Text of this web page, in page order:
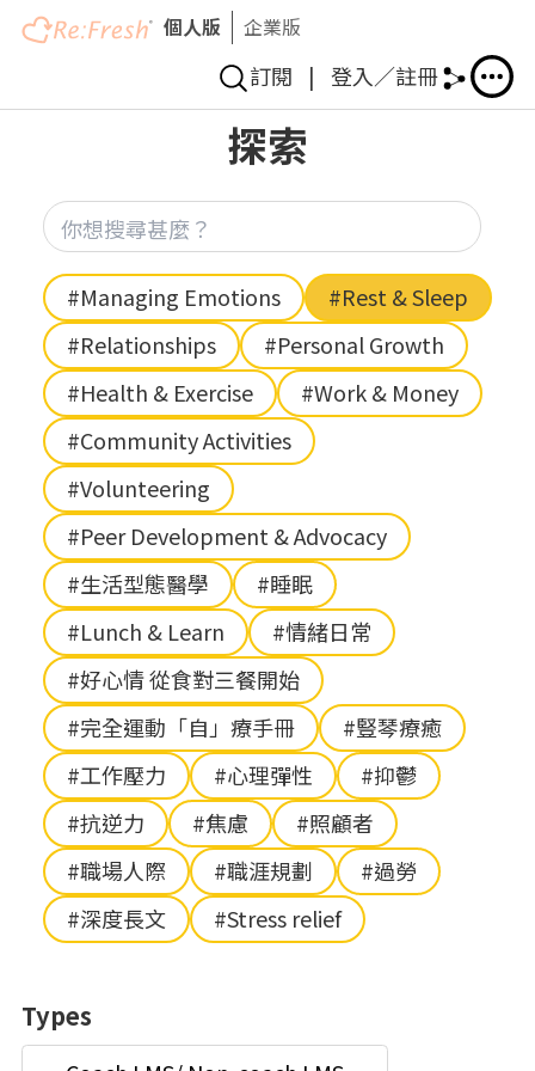
Skip
content
個人版 企業版
訂閱 | 登入／註冊
探索
Hashtag
#Managing Emotions
#Rest & Sleep
#Relationships
#Personal Growth
#Health & Exercise
#Work & Money
#Community Activities
#Volunteering
#Peer Development & Advocacy
#生活型態醫學
#睡眠
#Lunch & Learn
#情緒日常
#好心情 從食對三餐開始
#完全運動「自」療手冊
#豎琴療癒
#工作壓力
#心理彈性
#抑鬱
#抗逆力
#焦慮
#照顧者
#職場人際
#職涯規劃
#過勞
#深度長文
#Stress relief
Types